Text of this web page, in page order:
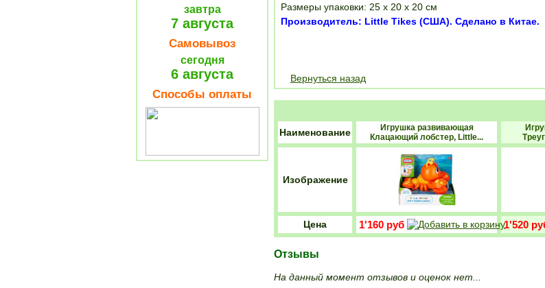
завтра
7 августа
Самовывоз
сегодня
6 августа
Способы оплаты
Размеры упаковки: 25 х 20 х 20 см
Производитель: Little Tikes (США). Сделано в Китае.
Вернуться назад
Наименование
Игрушка развивающая
Клацающий лобстер, Little...
Изображение
Цена 1'160 руб 1'520
Отзывы
На данный момент отзывов и оценок нет...